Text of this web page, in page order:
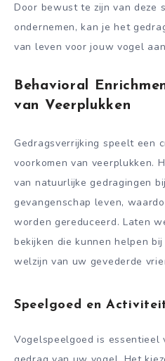
Door bewust te zijn van deze
ondernemen, kan je het
van leven voor jouw vogel
Behavioral
van Veerplukken
Gedragsverrijking speelt een
voorkomen van veerplukken.
van natuurlijke gedragingen
gevangenschap leven,
worden gereduceerd. Laten
bekijken die kunnen helpen
welzijn van uw gevederde
Speelgoed en
Vogelspeelgoed is essentieel